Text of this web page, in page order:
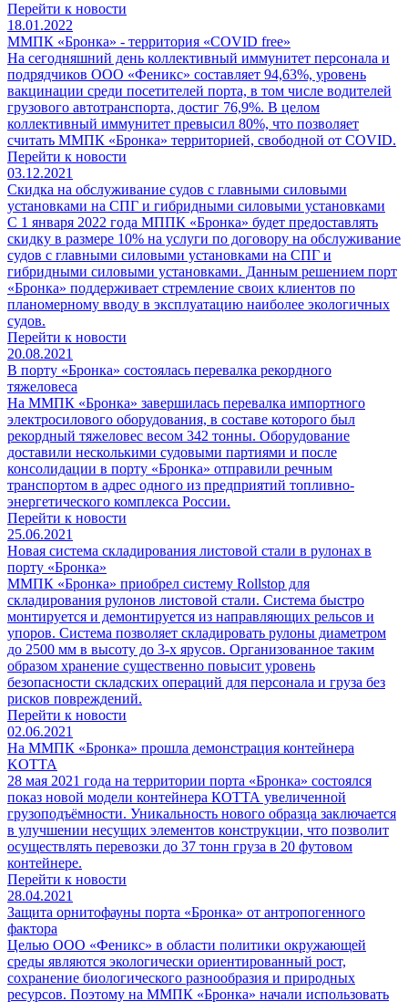
Перейти к новости
18.01.2022
ММПК «Бронка» - территория «COVID free»
На сегодняшний день коллективный иммунитет персонала и
подрядчиков ООО «Феникс» составляет 94,63%, уровень
вакцинации среди посетителей порта, в том числе водителей
грузового автотранспорта, достиг 76,9%. В целом
коллективный иммунитет превысил 80%, что позволяет
считать ММПК «Бронка» территорией, свободной от COVID.
Перейти к новости
03.12.2021
Скидка на обслуживание судов с главными силовыми
установками на СПГ и гибридными силовыми установками
С 1 января 2022 года МППК «Бронка» будет предоставлять
скидку в размере 10% на услуги по договору на обслуживание
судов с главными силовыми установками на СПГ и
гибридными силовыми установками. Данным решением порт
«Бронка» поддерживает стремление своих клиентов по
планомерному вводу в эксплуатацию наиболее экологичных
судов.
Перейти к новости
20.08.2021
В порту «Бронка» состоялась перевалка рекордного
тяжеловеса
На ММПК «Бронка» завершилась перевалка импортного
электросилового оборудования, в составе которого был
рекордный тяжеловес весом 342 тонны. Оборудование
доставили несколькими судовыми партиями и после
консолидации в порту «Бронка» отправили речным
транспортом в адрес одного из предприятий топливно-
энергетического комплекса России.
Перейти к новости
25.06.2021
Новая система складирования листовой стали в рулонах в
порту «Бронка»
ММПК «Бронка» приобрел систему Rollstop для
складирования рулонов листовой стали. Система быстро
монтируется и демонтируется из направляющих рельсов и
упоров. Система позволяет складировать рулоны диаметром
до 2500 мм в высоту до 3-х ярусов. Организованное таким
образом хранение существенно повысит уровень
безопасности складских операций для персонала и груза без
рисков повреждений.
Перейти к новости
02.06.2021
На ММПК «Бронка» прошла демонстрация контейнера
KOTTA
28 мая 2021 года на территории порта «Бронка» состоялся
показ новой модели контейнера КОТТА увеличенной
грузоподъёмности. Уникальность нового образца заключается
в улучшении несущих элементов конструкции, что позволит
осуществлять перевозки до 37 тонн груза в 20 футовом
контейнере.
Перейти к новости
28.04.2021
Защита орнитофауны порта «Бронка» от антропогенного
фактора
Целью ООО «Феникс» в области политики окружающей
среды являются экологически ориентированный рост,
сохранение биологического разнообразия и природных
ресурсов. Поэтому на ММПК «Бронка» начали использовать